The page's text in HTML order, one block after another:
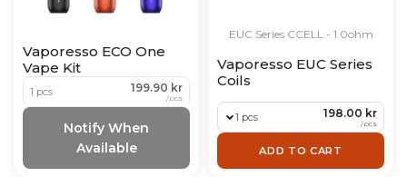
Vaporesso ECO One
Vape Kit
1 pcs 199.90 kr
/pcs
Notify When
Available
EUC Series CCELL - 1.0ohm
Vaporesso EUC Series
Coils
1 pcs 198.00 kr
/pcs
ADD TO CART